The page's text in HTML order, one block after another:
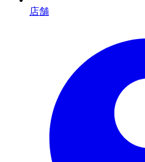
店舗